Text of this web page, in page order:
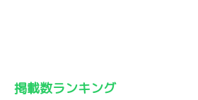
掲載数ランキング